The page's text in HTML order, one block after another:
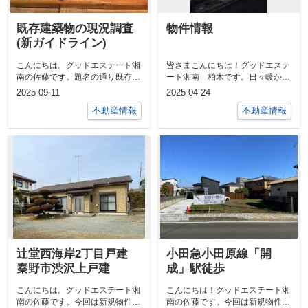
既存建築物の現況調査
(新ガイドライン)
こんにちは。グッドエステート湘
南の佐藤です。題名の通り既存建
築物の現況調査についてです。
2025-09-11
不動産情報
物件情報
皆さまこんにちは！グッドエステ
ート湘南 柏木です。日々暖かさ
がまして春を感じる季節が到来し
2025-04-24
不動産情報
辻堂西海岸2丁目戸建
秦野市渋沢上戸建
こんにちは。グッドエステート湘
南の佐藤です。今回は新規物件の
小田急小田原線「開
成」駅徒歩
こんにちは！グッドエステート湘
南の佐藤です。今回は新規物件の